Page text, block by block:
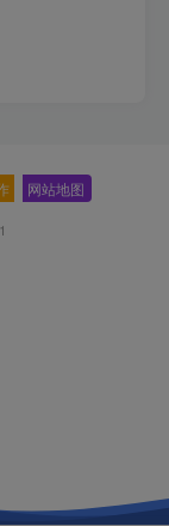
网站地图